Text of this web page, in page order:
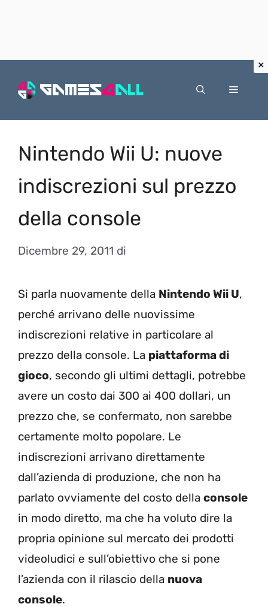
Menu
Nintendo Wii U: nuove
indiscrezioni sul prezzo
della console
Dicembre 29, 2011 di
Si parla nuovamente della Nintendo Wii U,
perché arrivano delle nuovissime
indiscrezioni relative in particolare al
prezzo della console. La piattaforma di
gioco, secondo gli ultimi dettagli, potrebbe
avere un costo dai 300 ai 400 dollari, un
prezzo che, se confermato, non sarebbe
certamente molto popolare. Le
indiscrezioni arrivano direttamente
dall’azienda di produzione, che non ha
parlato ovviamente del costo della console
in modo diretto, ma che ha voluto dire la
propria opinione sul mercato dei prodotti
videoludici e sull’obiettivo che si pone
l’azienda con il rilascio della nuova
console.